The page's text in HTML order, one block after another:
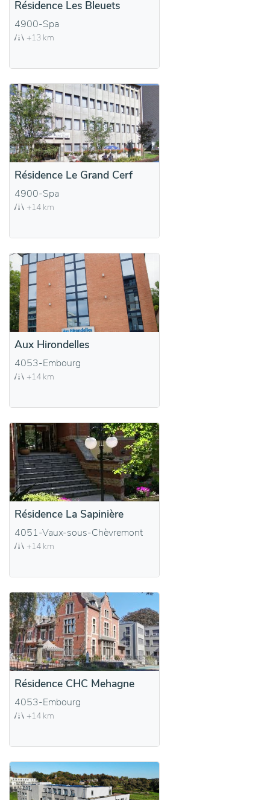
Résidence Les Bleuets
4900-Spa
+13 km
Résidence Le Grand Cerf
4900-Spa
+14 km
Aux Hirondelles
4053-Embourg
+14 km
Résidence La Sapinière
4051-Vaux-sous-Chèvremont
+14 km
Résidence CHC Mehagne
4053-Embourg
+14 km